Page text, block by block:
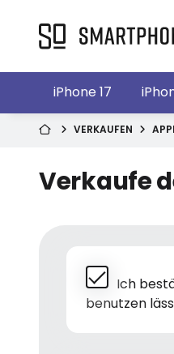
iPhone 17
VERKAUFEN
Verkaufe
Ich
benutzen